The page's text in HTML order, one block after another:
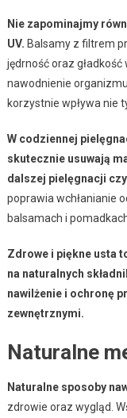
Nie zapominajmy
UV. Balsamy z filtrem
jędrność oraz
nawodnienie
korzystnie wpływa nie
W codziennej
skutecznie usuwają
dalszej pielęgnacji
poprawia wchłanianie
balsamach i
Zdrowe i piękne usta
na naturalnych
nawilżenie i ochronę
zewnętrznymi.
Naturalne
Naturalne sposoby
zdrowie oraz wygląd.